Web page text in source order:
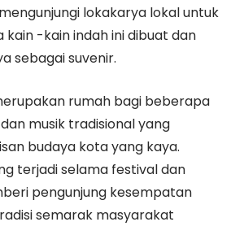
lokakarya lokal untuk
-kain indah ini dibuat dan
sebagai suvenir.
rumah bagi beberapa
musik tradisional yang
budaya kota yang kaya.
terjadi selama festival dan
pengunjung kesempatan
semarak masyarakat